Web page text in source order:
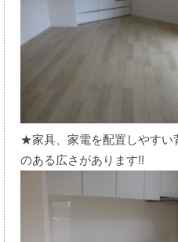
★家具、家電を配置しやすい
のある広さがあります!!